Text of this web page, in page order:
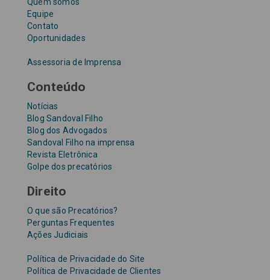
Equipe
Contato
Oportunidades
Assessoria de Imprensa
Conteúdo
Notícias
Blog Sandoval Filho
Blog dos Advogados
Sandoval Filho na imprensa
Revista Eletrônica
Golpe dos precatórios
Direito
O que são Precatórios?
Perguntas Frequentes
Ações Judiciais
Política de Privacidade do Site
Política de Privacidade de Clientes